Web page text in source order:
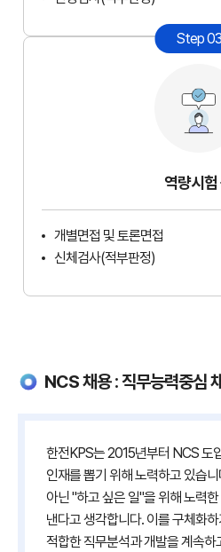
Step 03
역량시험
개별면접 및 토론면접
신체검사(적부판정)
NCS 채용 : 직무능력중심
한전KPS는 2015년부터 NCS 도
인재를 뽑기 위해 노력하고 있습
아닌 "하고 싶은 일"을 위해 노력
낸다고 생각합니다. 이를 구체화
적합한 직무분석과 개발을 계속하